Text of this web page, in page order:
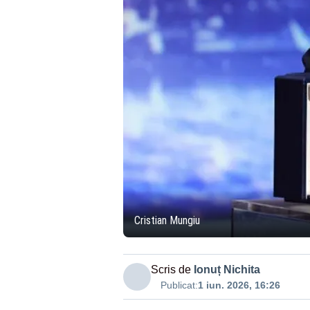
Cristian Mungiu
Scris de Ionuț Nichita
Publicat:1 iun. 2026, 16:26